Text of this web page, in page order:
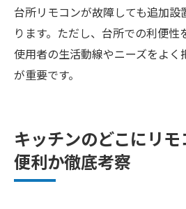
台所リモコンが故障しても追加設
ります。ただし、台所での利便性
使用者の生活動線やニーズをよく
が重要です。
キッチンのどこにリ
便利か徹底考察